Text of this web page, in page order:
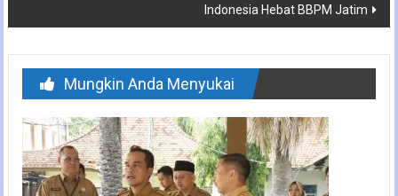
Indonesia Hebat BBPM Jatim
Mungkin Anda Menyukai